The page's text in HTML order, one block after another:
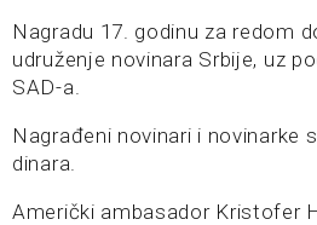
Nagradu 17. godinu za redom
udruženje novinara Srbije, uz
SAD-a.
Nagrađeni novinari i novinarke
dinara.
Američki ambasador Kristofer